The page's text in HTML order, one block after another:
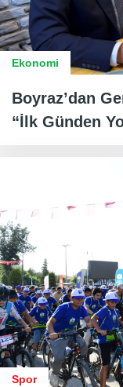
Ekonomi
Boyraz’dan
“İlk Günden
Spor